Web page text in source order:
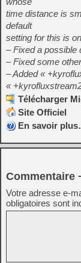
time distance is
default
setting for this is
– Fixed a possible
– Fixed some
– Added «
«
Télécharger
Site Officiel
En savoir
Commentaire
Votre adresse e-
obligatoires sont